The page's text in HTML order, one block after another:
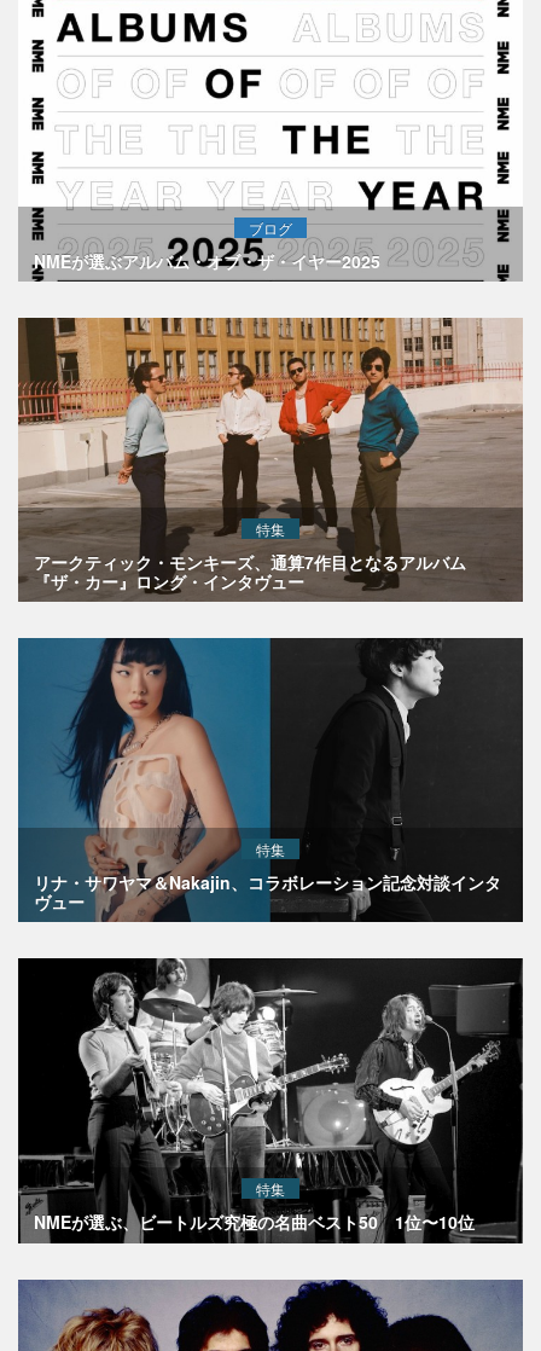
ブログ
NMEが選ぶアルバム・オブ・ザ・イヤー2025
特集
アークティック・モンキーズ、通算7作目となるアルバム
『ザ・カー』ロング・インタヴュー
特集
リナ・サワヤマ＆Nakajin、コラボレーション記念対談インタ
ヴュー
特集
NMEが選ぶ、ビートルズ究極の名曲ベスト50 1位〜10位